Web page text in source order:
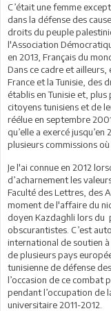
C’était une femme
dans la défense des
droits du peuple
l'Association
en 2013, Français du
Dans ce cadre et
France et la Tunisie, des
établis en Tunisie et,
citoyens tunisiens et de
réélue en septembre
qu’elle a exercé
plusieurs commissions
Je l'ai connue en 2012
d’acharnement les
Faculté des Lettres, des
moment de l'affaire du
doyen Kazdaghli lors du
obscurantistes. C’est
international de soutien
de plusieurs pays
tunisienne de défense
l’occasion de ce combat
pendant l’occupation de
universitaire 2011-2012.